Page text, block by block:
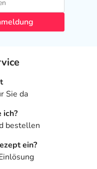
Sie da
bestellen
ein?